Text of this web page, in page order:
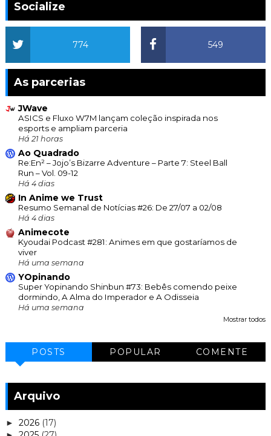
Socialize
549
774
As parcerias
JWave
ASICS e Fluxo W7M lançam coleção inspirada nos
esports e ampliam parceria
Há 21 horas
Ao Quadrado
Re:En² – Jojo’s Bizarre Adventure – Parte 7: Steel Ball
Run – Vol. 09-12
Há 4 dias
In Anime we Trust
Resumo Semanal de Notícias #26: De 27/07 a 02/08
Há 4 dias
Animecote
Kyoudai Podcast #281: Animes em que gostaríamos de
viver
Há uma semana
YOpinando
Super Yopinando Shinbun #73: Bebês comendo peixe
dormindo, A Alma do Imperador e A Odisseia
Há uma semana
Mostrar todos
POSTS POPULAR COMENTE
Arquivo
► 2026 (17)